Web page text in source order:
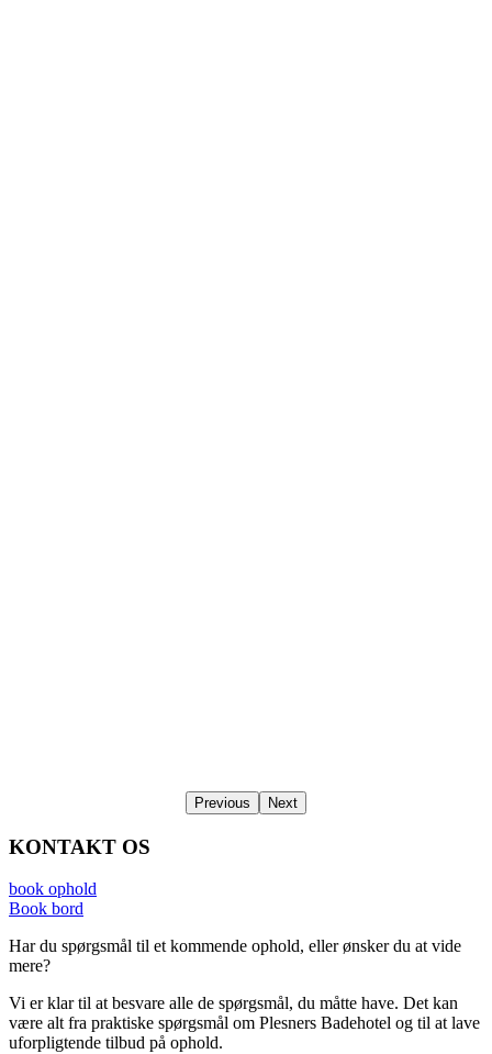
Previous Next
KONTAKT OS
book ophold
Book bord
Har du spørgsmål til et kommende ophold, eller ønsker du at vide
mere?
Vi er klar til at besvare alle de spørgsmål, du måtte have. Det kan
være alt fra praktiske spørgsmål om Plesners Badehotel og til at lave
uforpligtende tilbud på ophold.